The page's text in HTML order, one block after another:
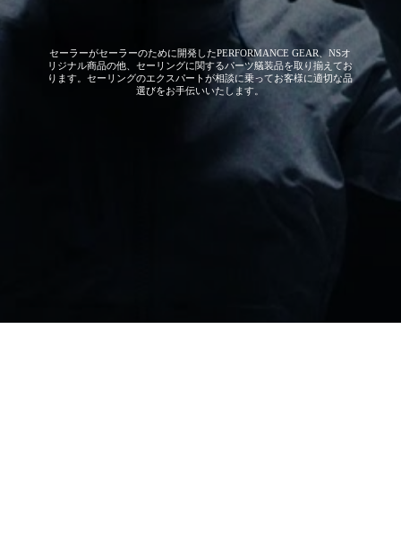
セーラーがセーラーのために開発したPERFORMANCE GEAR、NSオ
リジナル商品の他、セーリングに関するパーツ艤装品を取り揃えてお
ります。セーリングのエクスパートが相談に乗ってお客様に適切な品
選びをお手伝いいたします。